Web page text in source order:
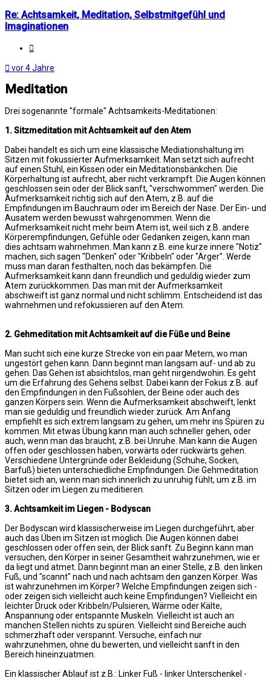
Re: Achtsamkeit, Meditation, Selbstmitgefühl und
Imaginationen
vor 4 Jahre
Meditation
Drei sogenannte "formale" Achtsamkeits-Meditationen:
1. Sitzmeditation mit Achtsamkeit auf den Atem
Dabei handelt es sich um eine klassische Mediationshaltung im
Sitzen mit fokussierter Aufmerksamkeit. Man setzt sich aufrecht
auf einen Stuhl, ein Kissen oder ein Meditationsbänkchen. Die
Körperhaltung ist aufrecht, aber nicht verkrampft. Die Augen können
geschlossen sein oder der Blick sanft, "verschwommen" werden. Die
Aufmerksamkeit richtig sich auf den Atem, z.B. auf die
Empfindungen im Bauchraum oder im Bereich der Nase. Der Ein- und
Ausatem werden bewusst wahrgenommen. Wenn die
Aufmerksamkeit nicht mehr beim Atem ist, weil sich z.B. andere
Körperempfindungen, Gefühle oder Gedanken zeigen, kann man
dies achtsam wahrnehmen. Man kann z.B. eine kurze innere "Notiz"
machen, sich sagen "Denken" oder "Kribbeln" oder "Ärger". Werde
muss man daran festhalten, noch das bekämpfen. Die
Aufmerksamkeit kann dann freundlich und geduldig wieder zum
Atem zurückkommen. Das man mit der Aufmerksamkeit
abschweift ist ganz normal und nicht schlimm. Entscheidend ist das
wahrnehmen und refokussieren auf den Atem.
2. Gehmeditation mit Achtsamkeit auf die Füße und Beine
Man sucht sich eine kurze Strecke von ein paar Metern, wo man
ungestört gehen kann. Dann beginnt man langsam auf- und ab zu
gehen. Das Gehen ist absichtslos, man geht nirgendwohin. Es geht
um die Erfahrung des Gehens selbst. Dabei kann der Fokus z.B. auf
den Empfindungen in den Fußsohlen, der Beine oder auch des
ganzen Körpers sein. Wenn die Aufmerksamkeit abschweift, lenkt
man sie geduldig und freundlich wieder zurück. Am Anfang
empfiehlt es sich extrem langsam zu gehen, um mehr ins Spüren zu
kommen. Mit etwas Übung kann man auch schneller gehen, oder
auch, wenn man das braucht, z.B. bei Unruhe. Man kann die Augen
offen oder geschlossen haben, vorwärts oder rückwärts gehen.
Verschiedene Untergründe oder Bekleidung (Schuhe, Socken,
Barfuß) bieten unterschiedliche Empfindungen. Die Gehmeditation
bietet sich an, wenn man sich innerlich zu unruhig fühlt, um z.B. im
Sitzen oder im Liegen zu meditieren.
3. Achtsamkeit im Liegen - Bodyscan
Der Bodyscan wird klassischerweise im Liegen durchgeführt, aber
auch das Üben im Sitzen ist möglich. Die Augen können dabei
geschlossen oder offen sein, der Blick sanft. Zu Beginn kann man
versuchen, den Körper in seiner Gesamtheit wahrzunehmen, wie er
da liegt und atmet. Dann beginnt man an einer Stelle, z.B. den linken
Fuß, und "scannt" nach und nach achtsam den ganzen Körper. Was
ist wahrzunehmen im Körper? Welche Empfindungen zeigen sich -
oder zeigen sich vielleicht auch keine Empfindungen? Vielleicht ein
leichter Druck oder Kribbeln/Pulsieren, Wärme oder Kälte,
Anspannung oder entspannte Muskeln. Vielleicht ist auch an
manchen Stellen nichts zu spüren. Vielleicht sind Bereiche auch
schmerzhaft oder verspannt. Versuche, einfach nur
wahrzunehmen, ohne du bewerten, und vielleicht sanft in den
Bereich hineinzuatmen.
Ein klassischer Ablauf ist z.B.: Linker Fuß - linker Unterschenkel -